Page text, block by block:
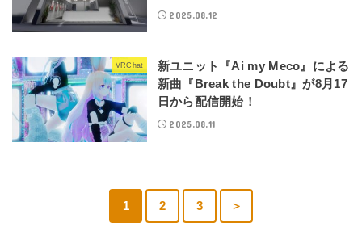
2025.08.12
VRChat
新ユニット『Ai my Meco』による
新曲『Break the Doubt』が8月17
日から配信開始！
2025.08.11
1 2 3 ＞